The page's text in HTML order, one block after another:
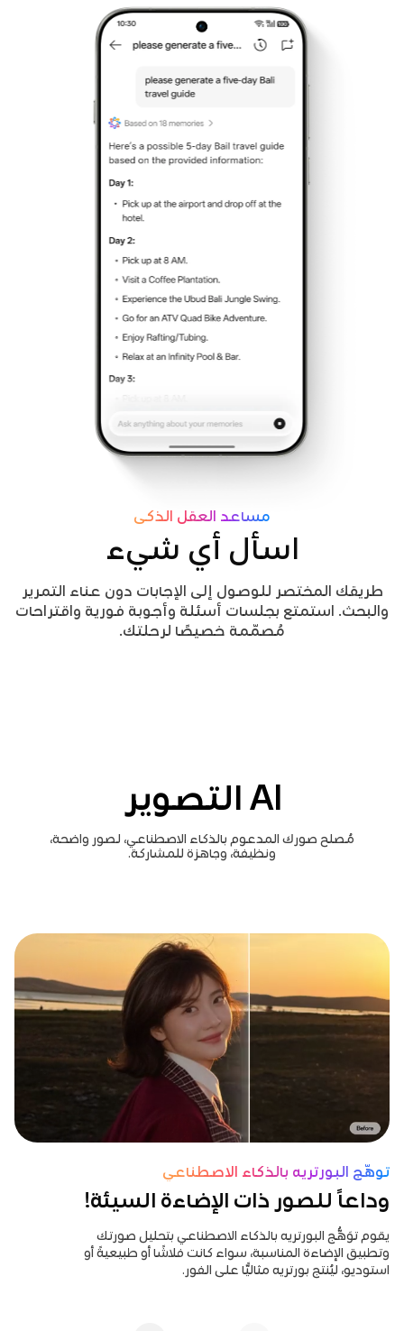
مساعد العقل الذكي
اسأل أي شيء
طريقك المختصر للوصول إلى الإجابات دون عناء التمرير
والبحث. استمتع بجلسات أسئلة وأجوبة فورية واقتراحات
مُصمّمة خصيصًا لرحلتك.
AI التصوير
مُصلح صورك المدعوم بالذكاء الاصطناعي، لصور واضحة،
ونظيفة، وجاهزة للمشاركة.
توهّج البورتريه بالذكاء الاصطناعي
وداعاً للصور ذات الإضاءة السيئة!
يقوم توَهُّج البورتريه بالذكاء الاصطناعي بتحليل صورتك
وتطبيق الإضاءة المناسبة، سواء كانت فلاشًا أو طبيعيةً أو
استوديو، ليُنتج بورتريه مثاليًّا على الفور.